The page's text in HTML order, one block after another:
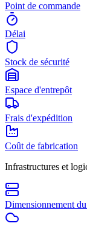
Point de commande
Délai
Stock de sécurité
Espace d'entrepôt
Frais d'expédition
Coût de fabrication
Infrastructures et
Dimensionnement